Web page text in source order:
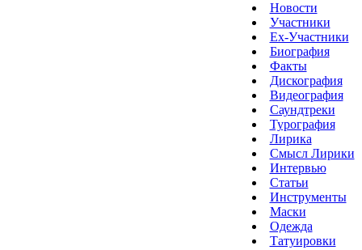
Новости
Участники
Ex-Участники
Биография
Факты
Дискография
Видеография
Саундтреки
Турография
Лирика
Смысл Лирики
Интервью
Статьи
Инструменты
Маски
Одежда
Татуировки